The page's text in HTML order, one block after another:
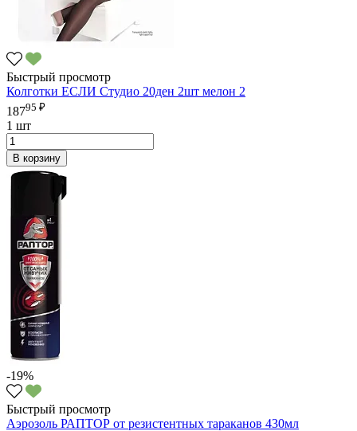
Быстрый просмотр
Колготки ЕСЛИ Студио 20ден 2шт мелон 2
18795 ₽
1 шт
В корзину
-19%
Быстрый просмотр
Аэрозоль РАПТОР от резистентных тараканов 430мл